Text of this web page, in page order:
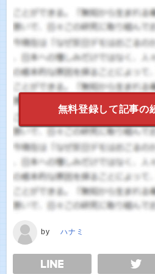
無料登録して記事の
by ハナミ
TWEET